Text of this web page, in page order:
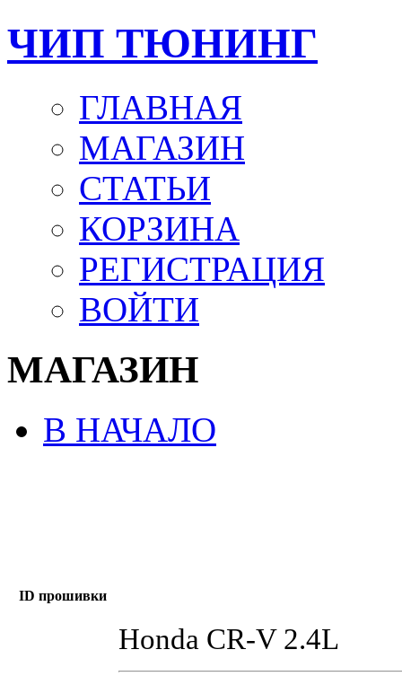
ЧИП ТЮНИНГ
ГЛАВНАЯ
МАГАЗИН
СТАТЬИ
КОРЗИНА
РЕГИСТРАЦИЯ
ВОЙТИ
МАГАЗИН
В НАЧАЛО
ID прошивки
Honda CR-V 2.4L